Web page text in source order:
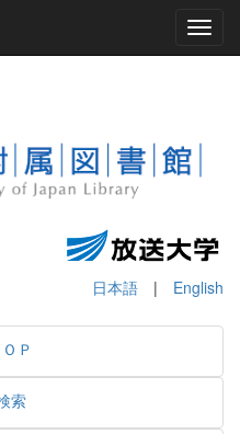
日本語 | English
Ｐ
索